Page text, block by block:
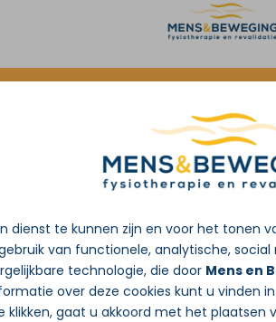
dienst te kunnen zijn en voor het tonen
van functionele, analytische,
technologie, die door Mens en
over deze cookies kunt u vinden
gaat u akkoord met het plaatsen
doorverwijzing van de